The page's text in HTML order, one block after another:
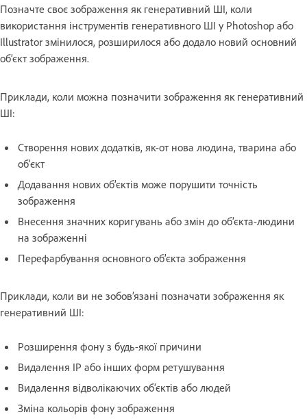
Позначте своє зображення як генеративний ШІ, коли
використання інструментів генеративного ШІ у Photoshop або
Illustrator змінилося, розширилося або додало новий основний
об’єкт зображення.
Приклади, коли можна позначити зображення як генеративний
ШІ:
Створення нових додатків, як-от нова людина, тварина або
об’єкт
Додавання нових об’єктів може порушити точність
зображення
Внесення значних коригувань або змін до об’єкта-людини
на зображенні
Перефарбування основного об’єкта зображення
Приклади, коли ви не зобов’язані позначати зображення як
генеративний ШІ:
Розширення фону з будь-якої причини
Видалення IP або інших форм ретушування
Видалення відволікаючих об’єктів або людей
Зміна кольорів фону зображення